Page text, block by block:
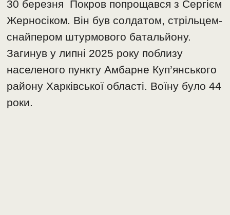
30 березня Покров попрощався з Сергієм
Жерносіком. Він був солдатом, стрільцем-
снайпером штурмового батальйону.
Загинув у липні 2025 року поблизу
населеного пункту Амбарне Куп’янського
району Харківської області. Воїну було 44
роки.